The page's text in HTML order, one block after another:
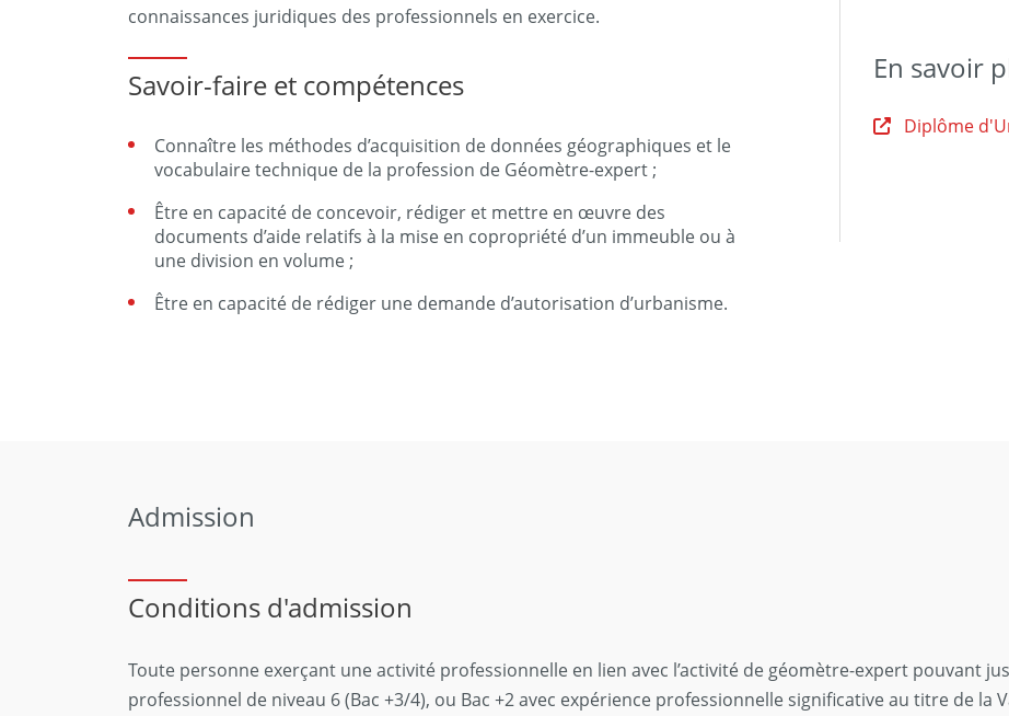
connaissances juridiques des professionnels en exercice.
Savoir-faire et compétences
Connaître les méthodes d’acquisition de données géographiques et le
vocabulaire technique de la profession de Géomètre-expert ;
Être en capacité de concevoir, rédiger et mettre en œuvre des
documents d’aide relatifs à la mise en copropriété d’un immeuble ou à
une division en volume ;
Être en capacité de rédiger une demande d’autorisation d’urbanisme.
En savoir
Diplôme
Admission
Conditions d'admission
Toute personne exerçant une activité professionnelle en lien avec l’activité de géomètre-expert pouvant
professionnel de niveau 6 (Bac +3/4), ou Bac +2 avec expérience professionnelle significative au titre de la